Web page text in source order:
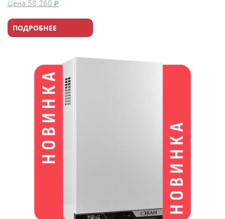
Цена 58 260 ₽
ПОДРОБНЕЕ